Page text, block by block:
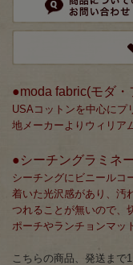
●moda fabric(モダ
USAコットンを中心にプ
地メーカーよりウィリア
●シーチングラミネ
シーチングにビニールコ
着いた光沢感があり、汚
つれることが無いので、
ポーチやランチョンマッ
こちらの商品、発送まで